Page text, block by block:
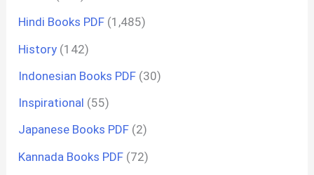
Hindi Books PDF (1,485)
History (142)
Indonesian Books PDF (30)
Inspirational (55)
Japanese Books PDF (2)
Kannada Books PDF (72)